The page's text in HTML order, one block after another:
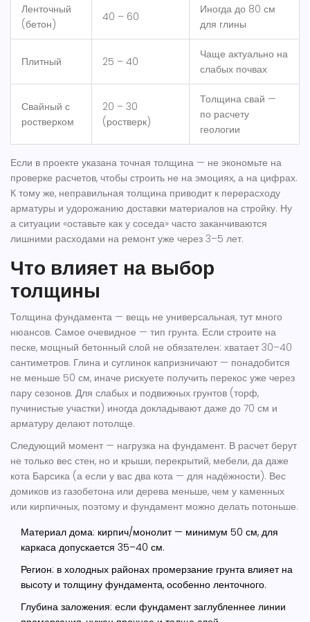
Ленточный
(бетон)
40 – 60
Иногда до 80 см
для глины
Плитный 25 – 40
Чаще актуально на
слабых почвах
Свайный с
ростверком
20 – 30
(ростверк)
Толщина свай —
по расчету
геологии
Если в проекте указана точная толщина — не экономьте на
проверке расчетов, чтобы строить не на эмоциях, а на цифрах.
К тому же, неправильная толщина приводит к перерасходу
арматуры и удорожанию доставки материалов на стройку. Ну
а ситуации «оставьте как у соседа» часто заканчиваются
лишними расходами на ремонт уже через 3–5 лет.
Что влияет на выбор
толщины
Толщина фундамента — вещь не универсальная, тут много
нюансов. Самое очевидное — тип грунта. Если строите на
песке, мощный бетонный слой не обязателен: хватает 30–40
сантиметров. Глина и суглинок капризничают — понадобится
не меньше 50 см, иначе рискуете получить перекос уже через
пару сезонов. Для слабых и подвижных грунтов (торф,
пучинистые участки) иногда докладывают даже до 70 см и
арматуру делают потолще.
Следующий момент — нагрузка на фундамент. В расчет берут
не только вес стен, но и крыши, перекрытий, мебели, да даже
кота Барсика (а если у вас два кота — для надёжности). Вес
домиков из газобетона или дерева меньше, чем у каменных
или кирпичных, поэтому и фундамент можно делать потоньше.
Материал дома: кирпич/монолит — минимум 50 см, для
каркаса допускается 35–40 см.
Регион: в холодных районах промерзание грунта влияет на
высоту и толщину фундамента, особенно ленточного.
Глубина заложения: если фундамент заглубленнее линии